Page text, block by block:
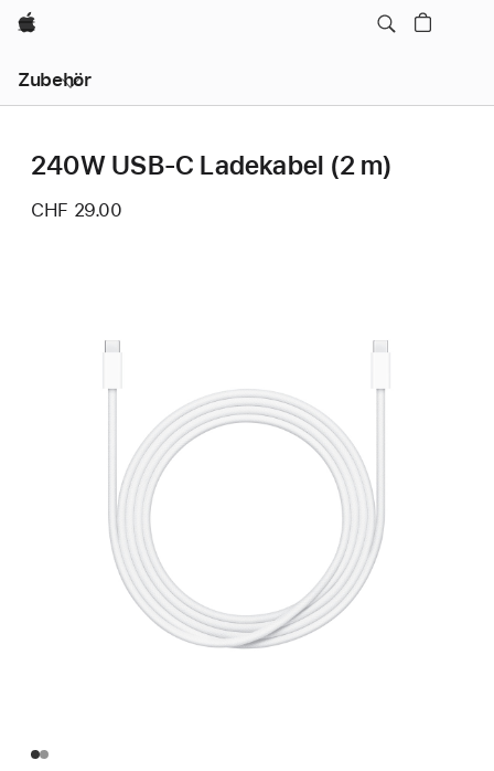
Apple
Zubehör
Navigation
–
öffnen240W USB‑C Ladekabel (2 m)
CHF 29.00